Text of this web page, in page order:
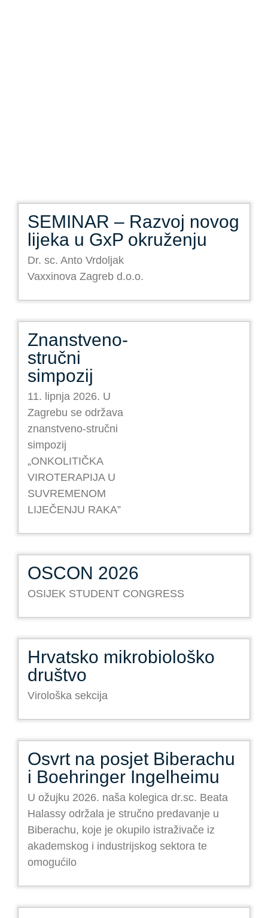
SEMINAR – Razvoj novog
lijeka u GxP okruženju
Dr. sc. Anto Vrdoljak
Vaxxinova Zagreb d.o.o.
Znanstveno-
stručni
simpozij
11. lipnja 2026. U
Zagrebu se održava
znanstveno-stručni
simpozij
„ONKOLITIČKA
VIROTERAPIJA U
SUVREMENOM
LIJEČENJU RAKA”
OSCON 2026
OSIJEK STUDENT CONGRESS
Hrvatsko mikrobiološko
društvo
Virološka sekcija
Osvrt na posjet Biberachu
i Boehringer Ingelheimu
U ožujku 2026. naša kolegica dr.sc. Beata
Halassy održala je stručno predavanje u
Biberachu, koje je okupilo istraživače iz
akademskog i industrijskog sektora te
omogućilo